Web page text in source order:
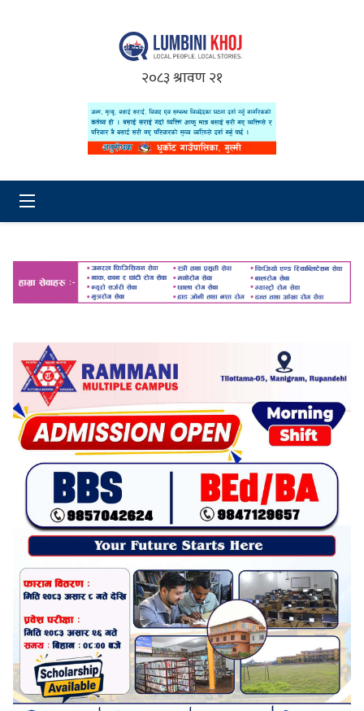
२०८३ श्रावण २१